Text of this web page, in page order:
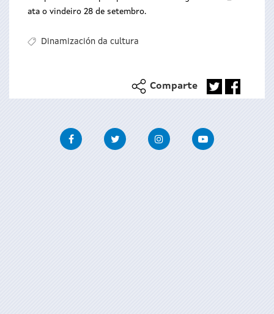
ata o vindeiro 28 de setembro.
Dinamización da cultura
Comparte
FacebookTwitter InstagramYoutube